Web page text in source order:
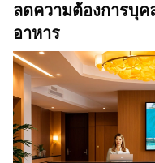
ลดความต้องการบุค
อาหาร